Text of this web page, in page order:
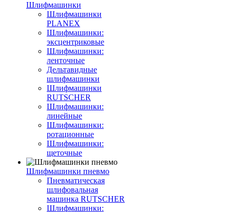
Шлифмашинки
Шлифмашинки
PLANEX
Шлифмашинки:
эксцентриковые
Шлифмашинки:
ленточные
Дельтавидные
шлифмашинки
Шлифмашинки
RUTSCHER
Шлифмашинки:
линейные
Шлифмашинки:
ротационные
Шлифмашинки:
щеточные
Шлифмашинки пневмо
Пневматическая
шлифовальная
машинка RUTSCHER
Шлифмашинки: